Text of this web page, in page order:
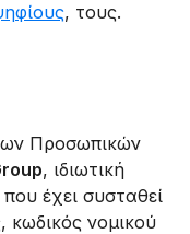
, τους.
Προσωπικών
, ιδιωτική
έχει συσταθεί
κωδικός νομικού